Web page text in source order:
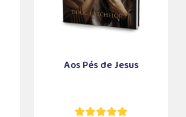
Aos Pés de Jesus